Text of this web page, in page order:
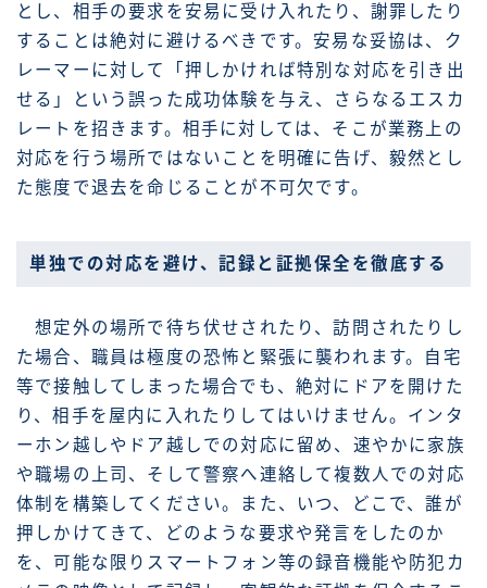
とし、相手の要求を安易に受け入れたり、謝罪したり
することは絶対に避けるべきです。安易な妥協は、ク
レーマーに対して「押しかければ特別な対応を引き出
せる」という誤った成功体験を与え、さらなるエスカ
レートを招きます。相手に対しては、そこが業務上の
対応を行う場所ではないことを明確に告げ、毅然とし
た態度で退去を命じることが不可欠です。
単独での対応を避け、記録と証拠保全を徹底する
想定外の場所で待ち伏せされたり、訪問されたりし
た場合、職員は極度の恐怖と緊張に襲われます。自宅
等で接触してしまった場合でも、絶対にドアを開けた
り、相手を屋内に入れたりしてはいけません。インタ
ーホン越しやドア越しでの対応に留め、速やかに家族
や職場の上司、そして警察へ連絡して複数人での対応
体制を構築してください。また、いつ、どこで、誰が
押しかけてきて、どのような要求や発言をしたのか
を、可能な限りスマートフォン等の録音機能や防犯カ